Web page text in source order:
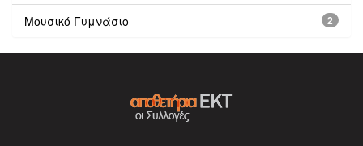
2
Μουσικό Γυμνάσιο